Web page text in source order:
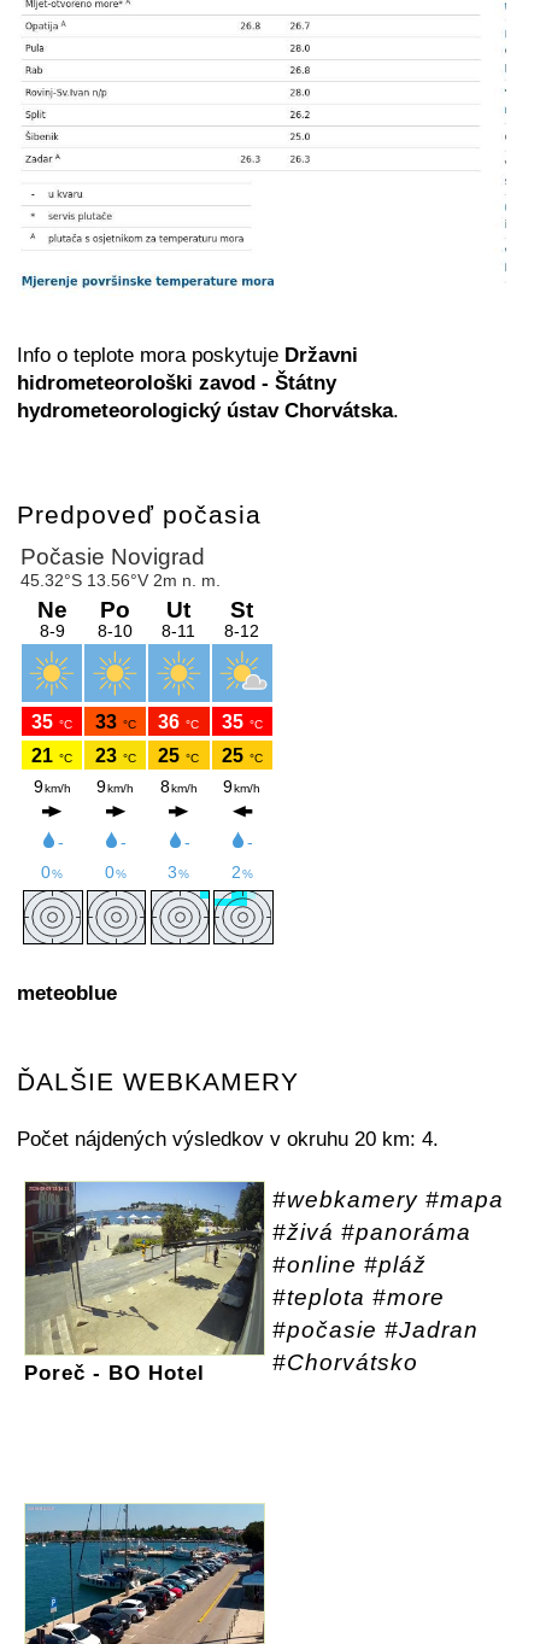
Info o teplote mora poskytuje Državni
hidrometeorološki zavod - Štátny
hydrometeorologický ústav Chorvátska.
Predpoveď počasia
meteoblue
ĎALŠIE WEBKAMERY
Počet nájdených výsledkov v okruhu 20 km: 4.
Poreč - BO Hotel
#webkamery #mapa
#živá #panoráma
#online #pláž
#teplota #more
#počasie #Jadran
#Chorvátsko